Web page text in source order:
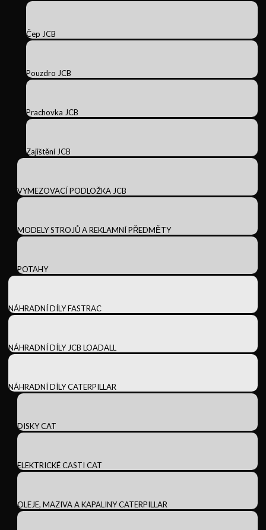
Čep JCB
Pouzdro JCB
Prachovka JCB
Zajištění JCB
VYMEZOVACÍ PODLOŽKA JCB
MODELY STROJŮ A REKLAMNÍ PŘEDMĚTY
POTAHY
NÁHRADNÍ DÍLY FASTRAC
NÁHRADNÍ DÍLY JCB LOADALL
NÁHRADNÍ DÍLY CATERPILLAR
DISKY CAT
ELEKTRICKÉ CASTI CAT
OLEJE, MAZIVA A KAPALINY CATERPILLAR